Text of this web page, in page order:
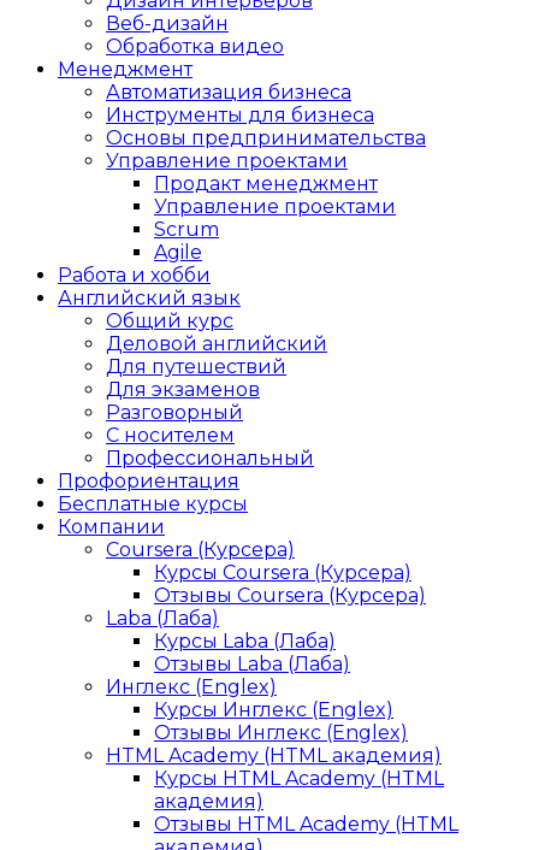
Веб-дизайн
Обработка видео
Менеджмент
Автоматизация бизнеса
Инструменты для бизнеса
Основы предпринимательства
Управление проектами
Продакт менеджмент
Управление проектами
Scrum
Agile
Работа и хобби
Английский язык
Общий курс
Деловой английский
Для путешествий
Для экзаменов
Разговорный
С носителем
Профессиональный
Профориентация
Бесплатные курсы
Компании
Coursera (Курсера)
Курсы Coursera (Курсера)
Отзывы Coursera (Курсера)
Laba (Лаба)
Курсы Laba (Лаба)
Отзывы Laba (Лаба)
Инглекс (Englex)
Курсы Инглекс (Englex)
Отзывы Инглекс (Englex)
HTML Academy (HTML академия)
Курсы HTML Academy (HTML
академия)
Отзывы HTML Academy (HTML